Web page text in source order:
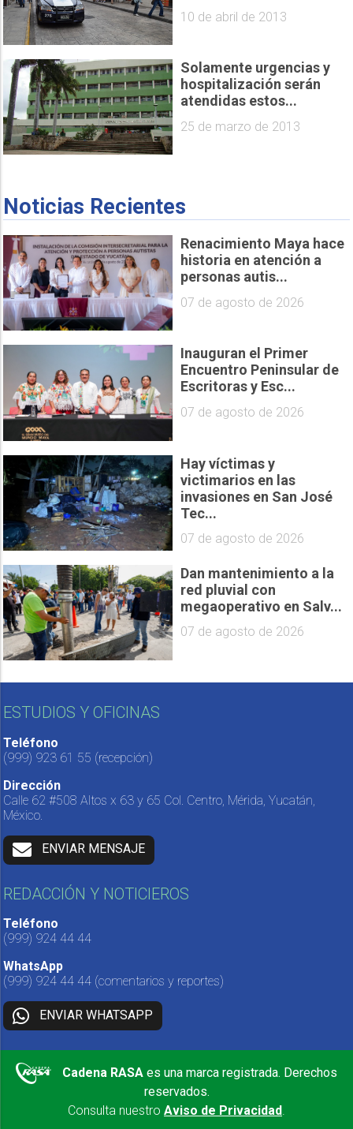
10 de abril de 2013
Solamente urgencias y
hospitalización serán
atendidas estos...
25 de marzo de 2013
Noticias Recientes
Renacimiento Maya hace
historia en atención a
personas autis...
07 de agosto de 2026
Inauguran el Primer
Encuentro Peninsular de
Escritoras y Esc...
07 de agosto de 2026
Hay víctimas y
victimarios en las
invasiones en San José
Tec...
07 de agosto de 2026
Dan mantenimiento a la
red pluvial con
megaoperativo en Salv...
07 de agosto de 2026
ESTUDIOS Y OFICINAS
Teléfono
(999) 923 61 55 (recepción)
Dirección
Calle 62 #508 Altos x 63 y 65 Col. Centro, Mérida, Yucatán,
México.
ENVIAR MENSAJE
REDACCIÓN Y NOTICIEROS
Teléfono
(999) 924 44 44
WhatsApp
(999) 924 44 44 (comentarios y reportes)
ENVIAR WHATSAPP
Cadena RASA es una marca registrada. Derechos
reservados.
Consulta nuestro Aviso de Privacidad.